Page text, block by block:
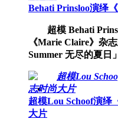
Behati Prinsloo演绎
超模 Behati
《Marie Claire》杂
Summer 无尽的夏日
超模Lou Schoof演绎
大片